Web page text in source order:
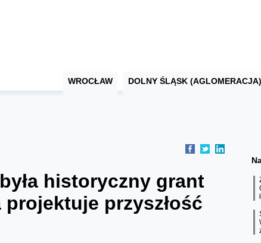
WROCŁAW DOLNY ŚLĄSK (AGLOMERACJA)
historyczny grant
projektuje przyszłość